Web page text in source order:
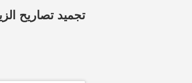
تجميد تصاريح